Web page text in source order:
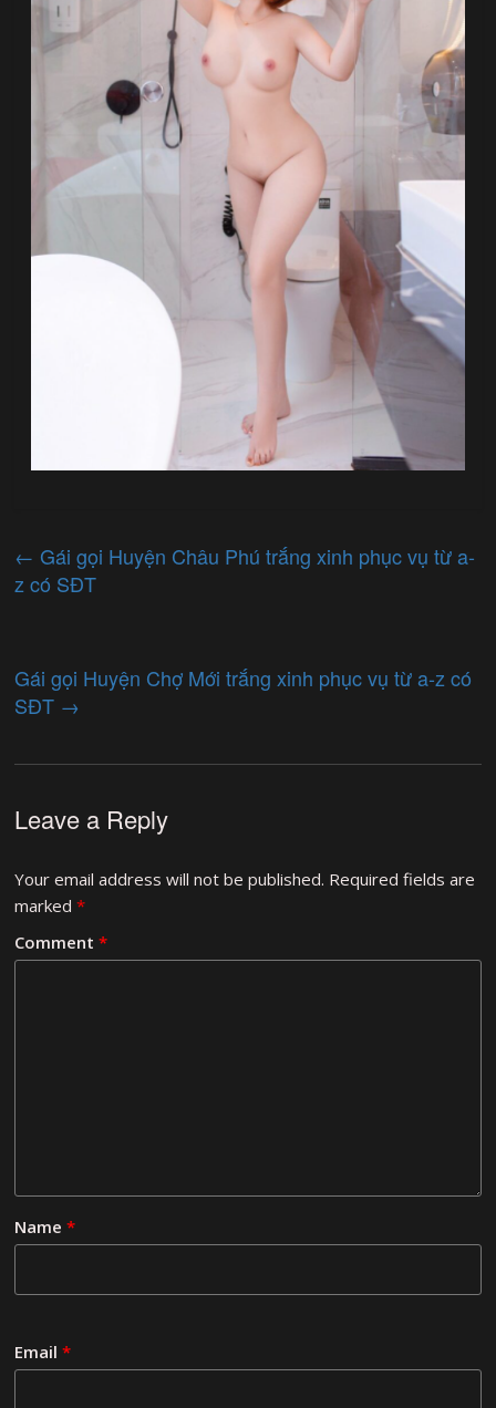
← Gái gọi Huyện Châu Phú trắng xinh phục vụ từ a-
z có SĐT
Gái gọi Huyện Chợ Mới trắng xinh phục vụ từ a-z có
SĐT →
Leave a Reply
Your email address will not be published. Required fields are
marked*
Comment*
Name*
Email*